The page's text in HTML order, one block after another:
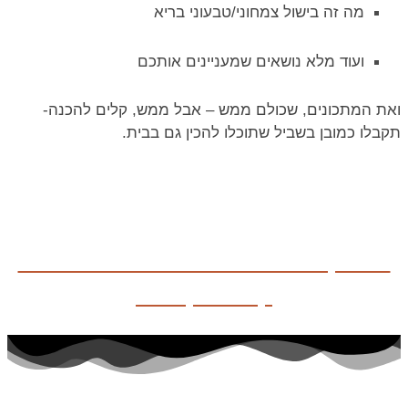
מה זה בישול צמחוני/טבעוני בריא
ועוד מלא נושאים שמעניינים אותכם
ואת המתכונים, שכולם ממש – אבל ממש, קלים להכנה-
תקבלו כמובן בשביל שתוכלו להכין גם בבית.